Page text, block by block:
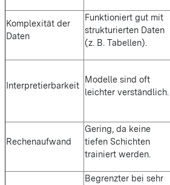
Komplexität der
Daten
Funktioniert gut mit
strukturierten Daten
(z. B. Tabellen).
Interpretierbarkeit
Modelle sind oft
leichter verständlich.
Rechenaufwand
Gering, da keine
tiefen Schichten
trainiert werden.
Begrenzter bei sehr